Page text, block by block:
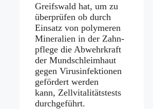
Greifswald hat, um zu
überprüfen ob durch
Einsatz von polymeren
Mineralien in der Zahn-
pflege die Abwehrkraft
der Mundschleimhaut
gegen Virusinfektionen
gefördert werden
kann, Zellvitalitätstests
durchgeführt.